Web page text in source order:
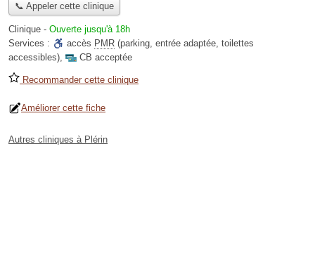
📞 Appeler cette clinique
Clinique - Ouverte jusqu'à 18h
Services :
accès PMR (parking, entrée adaptée, toilettes
accessibles), CB acceptée
Recommander cette clinique
Améliorer cette fiche
Autres cliniques à Plérin